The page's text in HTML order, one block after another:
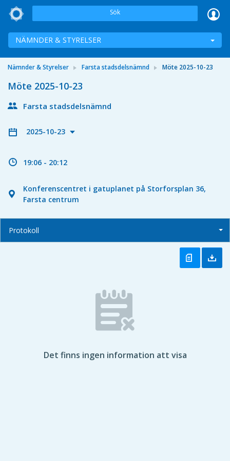
Sök
NÄMNDER & STYRELSER
Nämnder & Styrelser Farsta stadsdelsnämnd Möte 2025-10-23
Möte 2025-10-23
Farsta stadsdelsnämnd
2025-10-23
19:06 - 20:12
Konferenscentret i gatuplanet på Storforsplan 36,
Farsta centrum
Protokoll
Det finns ingen information att visa